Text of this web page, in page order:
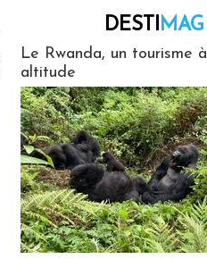
DESTIMAG
Le Rwanda, un tourisme
altitude